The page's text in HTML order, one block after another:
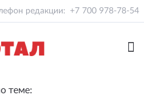
редакции: +7 700 978-78-54
теме: